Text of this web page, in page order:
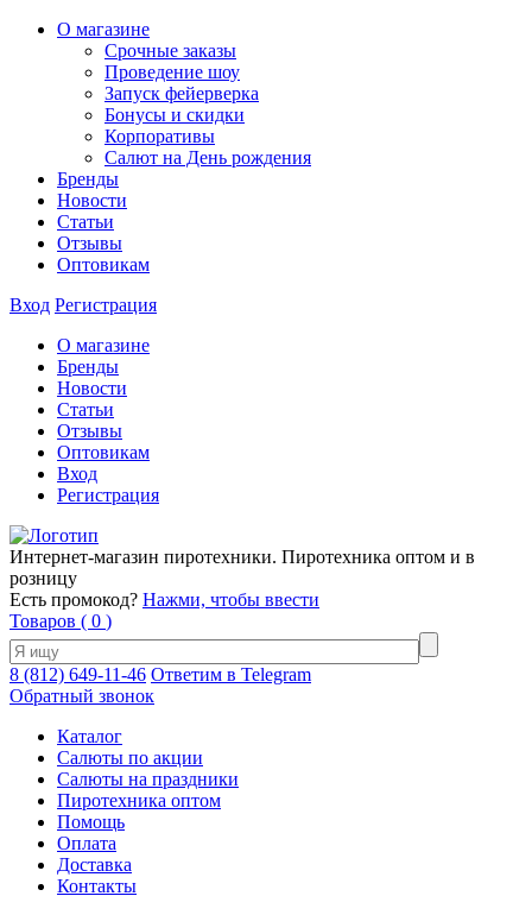
О магазине
Срочные заказы
Проведение шоу
Запуск фейерверка
Бонусы и скидки
Корпоративы
Салют на День рождения
Бренды
Новости
Статьи
Отзывы
Оптовикам
Вход Регистрация
О магазине
Бренды
Новости
Статьи
Отзывы
Оптовикам
Вход
Регистрация
Интернет-магазин пиротехники. Пиротехника оптом и в
розницу
Есть промокод? Нажми, чтобы ввести
Товаров ( 0 )
8 (812) 649-11-46 Ответим в Telegram
Обратный звонок
Каталог
Салюты по акции
Салюты на праздники
Пиротехника оптом
Помощь
Оплата
Доставка
Контакты